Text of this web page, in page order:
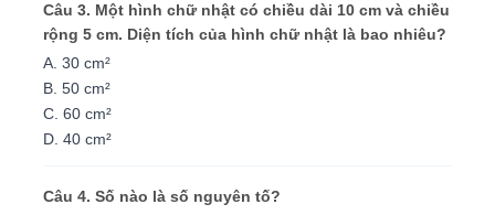
Câu 3. Một hình chữ nhật có chiều dài 10 cm và chiều
rộng 5 cm. Diện tích của hình chữ nhật là bao nhiêu?
A. 30 cm²
B. 50 cm²
C. 60 cm²
D. 40 cm²
Câu 4. Số nào là số nguyên tố?